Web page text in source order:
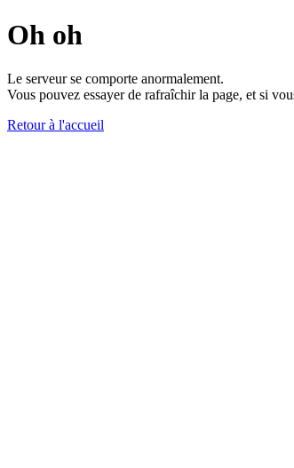
Oh oh
Le serveur se comporte anormalement.
Vous pouvez essayer de rafraîchir la page, et si
Retour à l'accueil